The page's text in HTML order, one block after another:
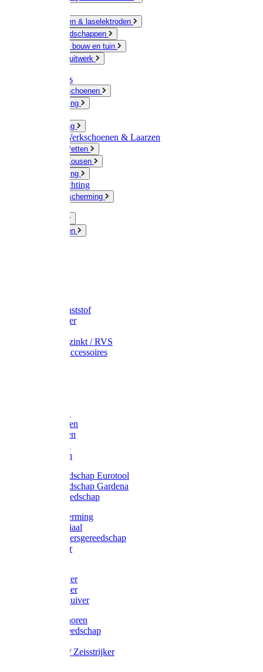
Slijpschijven & laselektroden
Handgereedschappen
IJzerwaren bouw en tuin
Hang en sluitwerk
Disposables
Werkhandschoenen
Regenkleding
Werkkleding
Wandel-/ Werkschoenen & Laarzen
Hoeden / Petten
Sokken / Kousen
Winterkleding
Winkelinrichting
Gelaatsbescherming
Knaagdieren
Emmer kunststof
Schepemmer
Emmer verzinkt / RVS
Regenton accessoires
Gazonharken
Asfaltharken
Hooiharken
Handgereedschap Eurotool
Handgereedschap Gardena
Kindergereedschap
Kniebescherming
Afzetmateriaal
Stratenmakersgereedschap
Straathamer
Mestschuiver
Mestschraper
Sneeuwschuiver
Zeis toebehoren
Baggergereedschap
Wetstenen / Zeisstrijker